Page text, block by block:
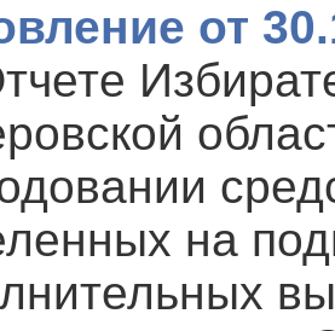
от
на